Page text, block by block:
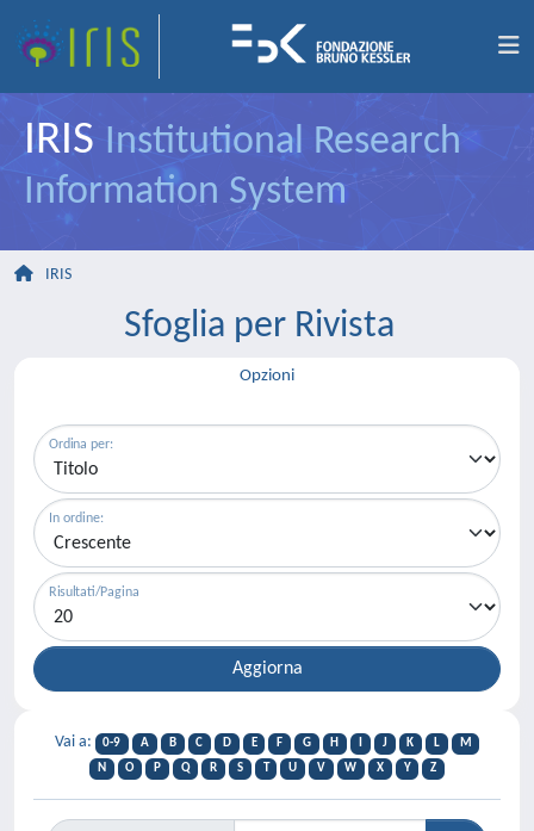
IRIS Institutional Research
Information System
IRIS
Sfoglia per Rivista
Opzioni
Ordina per:
In ordine:
Risultati/Pagina
Vai a: 0-9 A B C D E F G H J K L
M
N
O P Q R S T U V W X Y Z